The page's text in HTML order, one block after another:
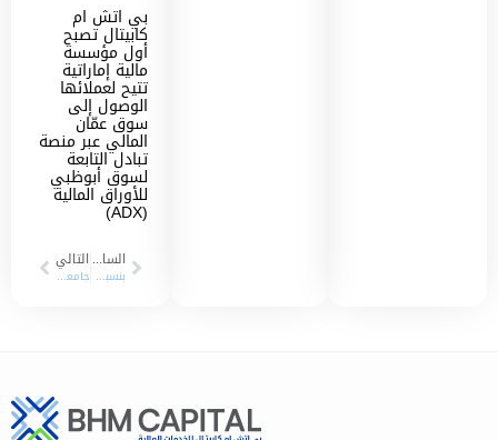
بي اتش ام
كابيتال تصبح
أول مؤسسة
مالية إماراتية
تتيح لعملائها
الوصول إلى
سوق عمّان
المالي عبر منصة
تبادل التابعة
لسوق أبوظبي
للأوراق المالية
(ADX)
السابق
بنسبة نمو 202% “بي اتش ام كابيتال” تسجل صافي أرباح قدره 5.1 مليون درهم إماراتي في النصف الأول من 2021
التالي
جامعة العين و “بي اتش ام كابيتال” توقعان مذكرة تفاهم